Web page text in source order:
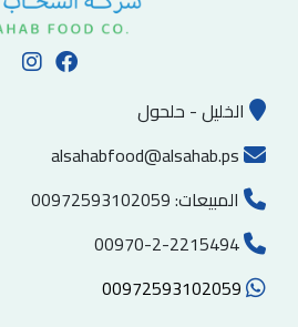
الخليل - حلحول
alsahabfood@alsahab.ps
المبيعات:00972593102059